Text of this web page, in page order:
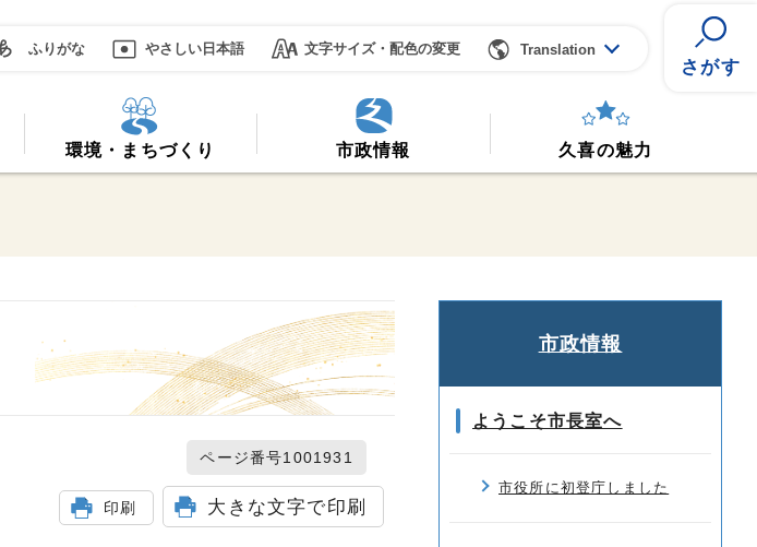
ふりがな やさしい日本語 文字サイズ・配色の変更 Translation
さがす
環境・まちづくり 市政情報 久喜の魅力
ページ番号1001931
印刷 大きな文字で印刷
市政情報
ようこそ市長室へ
市役所に初登庁しました